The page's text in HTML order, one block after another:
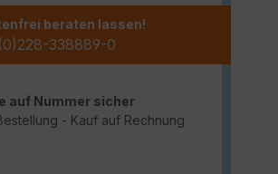
beraten lassen!
338889-0
auf Nummer sicher
- Kauf auf Rechnung